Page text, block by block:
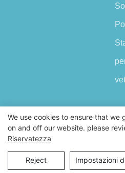
Copyright © 2026 Shenzhen
We use cookies to ensure that we
on and off our website. please
Riservatezza
Reject Impostazioni